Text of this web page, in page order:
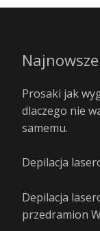
Prosaki jak
dlaczego nie
samemu.
Depilacja
Depilacja
przedramion